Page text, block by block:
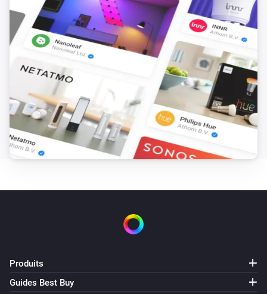
Dacia Spring
At home
Brachée
Renault Megane
Est activé
Renault Zoe
Produits
Guides Best Buy